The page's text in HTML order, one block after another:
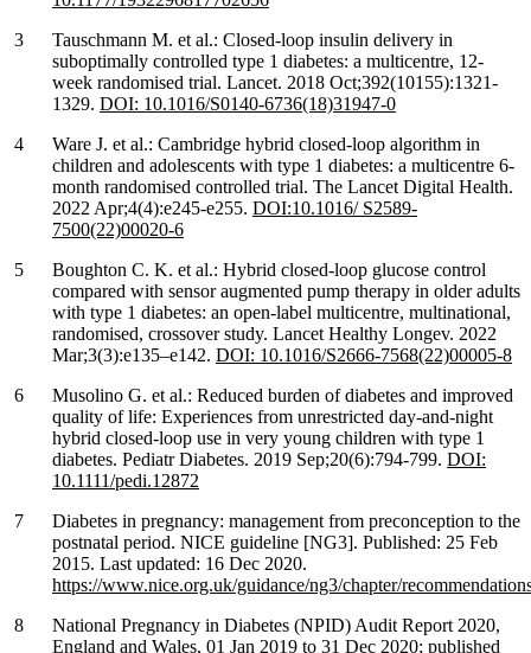
Tauschmann M. et al.: Closed-loop insulin delivery in
suboptimally controlled type 1 diabetes: a multicentre, 12-
week randomised trial. Lancet. 2018 Oct;392(10155):1321-
1329. DOI: 10.1016/S0140-6736(18)31947-0
Ware J. et al.: Cambridge hybrid closed-loop algorithm in
children and adolescents with type 1 diabetes: a multicentre 6-
month randomised controlled trial. The Lancet Digital Health.
2022 Apr;4(4):e245-e255. DOI:10.1016/ S2589-
7500(22)00020-6
Boughton C. K. et al.: Hybrid closed-loop glucose control
compared with sensor augmented pump therapy in older adults
with type 1 diabetes: an open-label multicentre, multinational,
randomised, crossover study. Lancet Healthy Longev. 2022
Mar;3(3):e135–e142. DOI: 10.1016/S2666-7568(22)00005-8
Musolino G. et al.: Reduced burden of diabetes and improved
quality of life: Experiences from unrestricted day-and-night
hybrid closed-loop use in very young children with type 1
diabetes. Pediatr Diabetes. 2019 Sep;20(6):794-799. DOI:
10.1111/pedi.12872
Diabetes in pregnancy: management from preconception to the
postnatal period. NICE guideline [NG3]. Published: 25 Feb
2015. Last updated: 16 Dec 2020.
https://www.nice.org.uk/guidance/ng3/chapter/
National Pregnancy in Diabetes (NPID) Audit Report 2020,
England and Wales, 01 Jan 2019 to 31 Dec 2020; published